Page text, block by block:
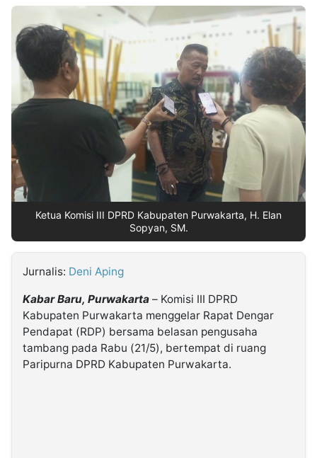
Partner
Insight
NTB
Suara
Time
Lens
IDN
Daily
Jogja
Jalan
Rakyat
Idealita
News
Kita
Notice
Dinamikapost.com
Radar
Baru
Seedbacklink
Kabarbaru.co
2026
Ketua Komisi III DPRD Kabupaten Purwakarta, H. Elan
Sopyan, SM.
Jurnalis: Deni Aping
Kabar Baru, Purwakarta – Komisi III DPRD
Kabupaten Purwakarta menggelar Rapat Dengar
Pendapat (RDP) bersama belasan pengusaha
tambang pada Rabu (21/5), bertempat di ruang
Paripurna DPRD Kabupaten Purwakarta.